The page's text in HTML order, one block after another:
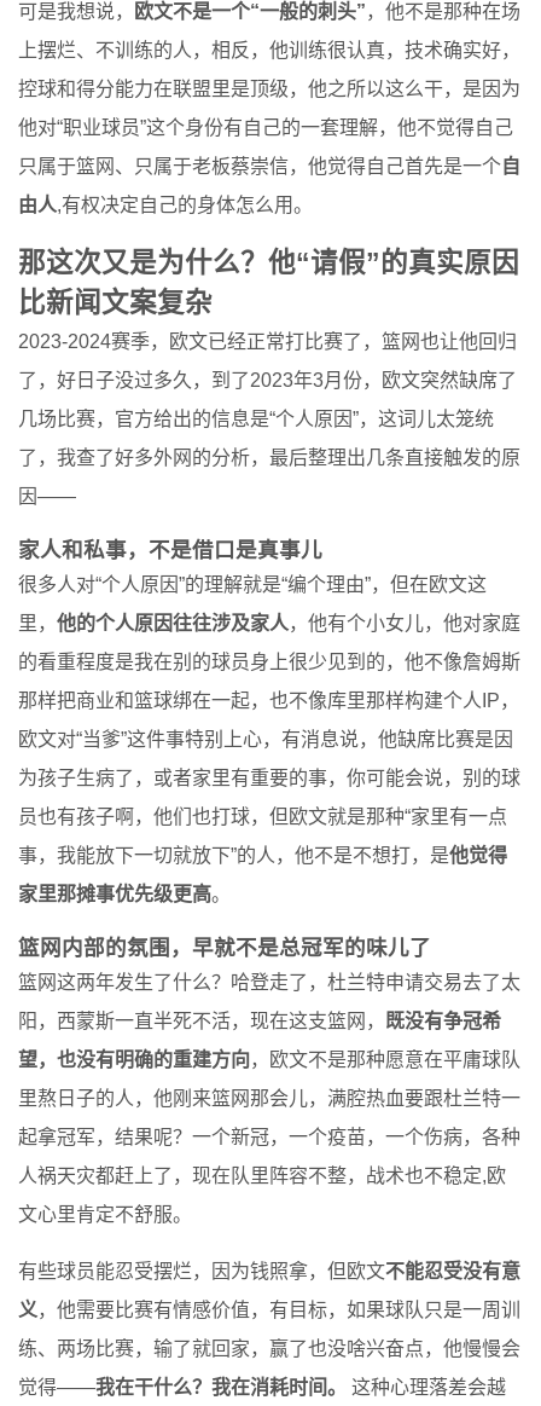
可是我想说， 欧文不是一个“一般的刺头”，他不是那种在场
上摆烂、不训练的人，相反，他训练很认真，技术确实好，
控球和得分能力在联盟里是顶级，他之所以这么干，是因为
他对“职业球员”这个身份有自己的一套理解，他不觉得自己
只属于篮网、只属于老板蔡崇信，他觉得自己首先是一个自
由人,有权决定自己的身体怎么用。
那这次又是为什么？他“请假”的真实原因
比新闻文案复杂
2023-2024赛季，欧文已经正常打比赛了，篮网也让他回归
了，好日子没过多久，到了2023年3月份，欧文突然缺席了
几场比赛，官方给出的信息是“个人原因”，这词儿太笼统
了，我查了好多外网的分析，最后整理出几条直接触发的原
因——
家人和私事，不是借口是真事儿
很多人对“个人原因”的理解就是“编个理由”，但在欧文这
里， 他的个人原因往往涉及家人，他有个小女儿，他对家庭
的看重程度是我在别的球员身上很少见到的，他不像詹姆斯
那样把商业和篮球绑在一起，也不像库里那样构建个人IP，
欧文对“当爹”这件事特别上心，有消息说，他缺席比赛是因
为孩子生病了，或者家里有重要的事，你可能会说，别的球
员也有孩子啊，他们也打球，但欧文就是那种“家里有一点
事，我能放下一切就放下”的人，他不是不想打，是他觉得
家里那摊事优先级更高。
篮网内部的氛围，早就不是总冠军的味儿了
篮网这两年发生了什么？哈登走了，杜兰特申请交易去了太
阳，西蒙斯一直半死不活，现在这支篮网， 既没有争冠希
望，也没有明确的重建方向，欧文不是那种愿意在平庸球队
里熬日子的人，他刚来篮网那会儿，满腔热血要跟杜兰特一
起拿冠军，结果呢？一个新冠，一个疫苗，一个伤病，各种
人祸天灾都赶上了，现在队里阵容不整，战术也不稳定,欧
文心里肯定不舒服。
有些球员能忍受摆烂，因为钱照拿，但欧文不能忍受没有意
义，他需要比赛有情感价值，有目标，如果球队只是一周训
练、两场比赛，输了就回家，赢了也没啥兴奋点，他慢慢会
觉得——我在干什么？我在消耗时间。
这种心理落差会越